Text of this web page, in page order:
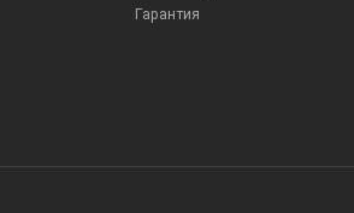
Гарантия